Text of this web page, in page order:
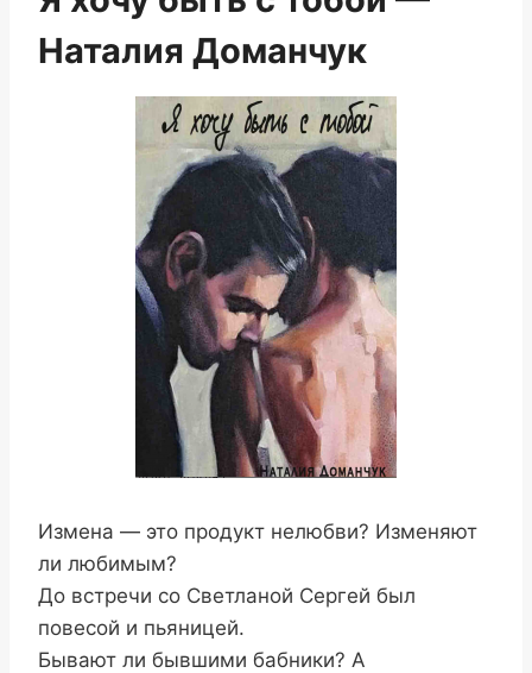
Наталия Доманчук
Измена — это продукт нелюбви? Изменяют
ли любимым?
До встречи со Светланой Сергей был
повесой и пьяницей.
Бывают ли бывшими бабники? А